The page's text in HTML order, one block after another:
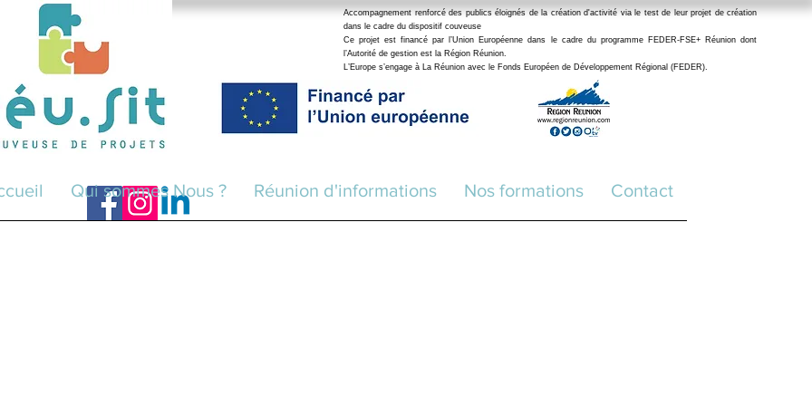
Qui sommes Nous ? Réunion d'informations Nos formations Contact
Accompagnement renforcé des publics éloignés de la création d'activité via le test de leur projet de création
dans le cadre du dispositif couveuse
Ce projet est financé par l’Union Européenne dans le cadre du programme FEDER-FSE+ Réunion dont
l’Autorité de gestion est la Région Réunion.
L’Europe s’engage à La Réunion avec le Fonds Européen de Développement Régional (FEDER).